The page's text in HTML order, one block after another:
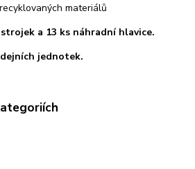
materiálů
a 13 ks náhradní hlavice.
jednotek.